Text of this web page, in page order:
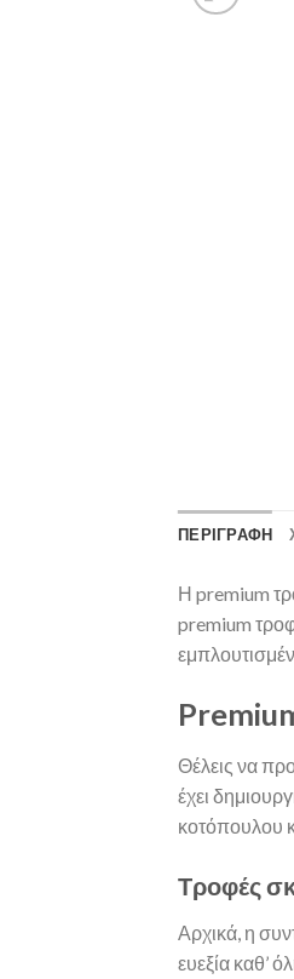
ΠΕΡΙΓΡΑΦΗ
Η premium
premium
Θέλεις να
έχει
κοτόπουλου
Τροφές
Αρχικά, η
ευεξία καθ’